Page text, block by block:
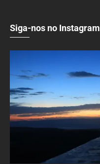
Siga-nos no Instagram